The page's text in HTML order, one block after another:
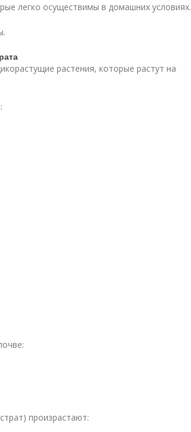
легко осуществимы в домашних условиях.
растения, которые растут на
произрастают: